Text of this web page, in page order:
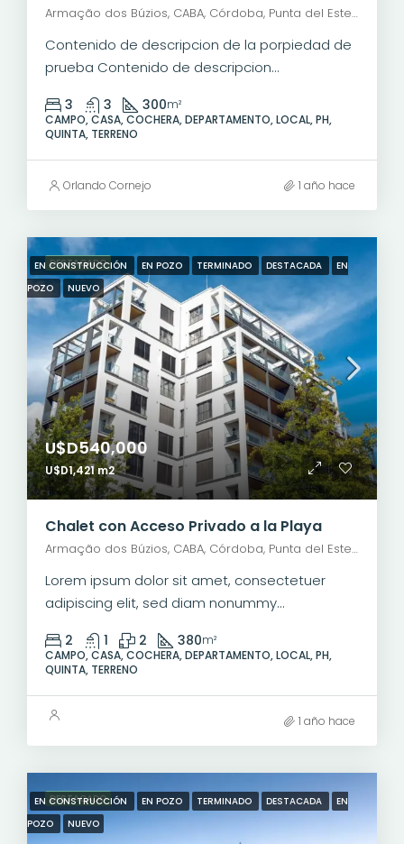
Armação dos Búzios, CABA, Córdoba, Punta del Este, Rosario, Santiago de Chile, Valparaíso, Villa Dolores, Viña del Mar, 9 de Julio, Avenida Presidente Roque Sáenz Peña, Microcentro, San Nicolás, Buenos Aires, Comuna 1, Ciudad Autónoma de Buenos Aires, 1035, Argentina
Contenido de descripcion de la porpiedad de
prueba Contenido de descripcion...
3 3 300m²
CAMPO, CASA, COCHERA, DEPARTAMENTO, LOCAL, PH,
QUINTA, TERRENO
Orlando Cornejo 1 año hace
DESTACADO
EN CONSTRUCCIÓN EN POZO TERMINADO DESTACADA
EN
POZO
NUEVO
U$D540,000
U$D1,421 m2
Chalet con Acceso Privado a la Playa
Armação dos Búzios, CABA, Córdoba, Punta del Este, Rosario, Santiago de Chile, Valparaíso, Villa Dolores, Viña del Mar
Lorem ipsum dolor sit amet, consectetuer
adipiscing elit, sed diam nonummy...
2 1 2 380m²
CAMPO, CASA, COCHERA, DEPARTAMENTO, LOCAL, PH,
QUINTA, TERRENO
1 año hace
DESTACADO
EN CONSTRUCCIÓN EN POZO TERMINADO DESTACADA
EN
POZO
NUEVO